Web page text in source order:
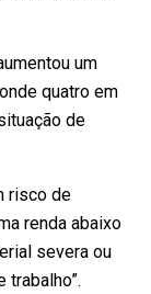
um
quatro em
de
risco de
renda abaixo
severa ou
trabalho”.